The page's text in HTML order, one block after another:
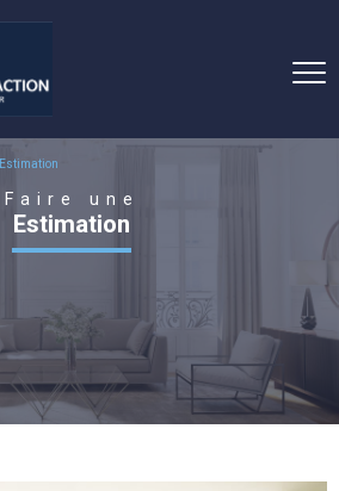
Estimation
Faire une
Estimation